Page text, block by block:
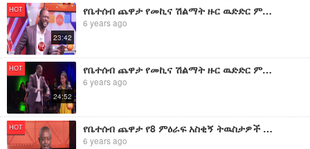
HOT
23:42
የቤተሰብ ጨዋታ የመኪና ሽልማት ዙር ዉድድር ምዕራፍ 9 ክፍል 19 ክፍል 1 /Yebeteseb Chewata SE 9 EP 19
6 years ago
HOT
24:52
የቤተሰብ ጨዋታ የመኪና ሽልማት ዙር ዉድድር ምዕራፍ 9 ክፍል 19 ክፍል 1 /Yebeteseb Chewata SE 9 EP 19 Part 2
6 years ago
HOT የቤተሰብ ጨዋታ የ8 ምዕራፍ አስቂኝ ትዉስታዎች Yebetseb Chewata 8 Season Funny Momments
6 years ago